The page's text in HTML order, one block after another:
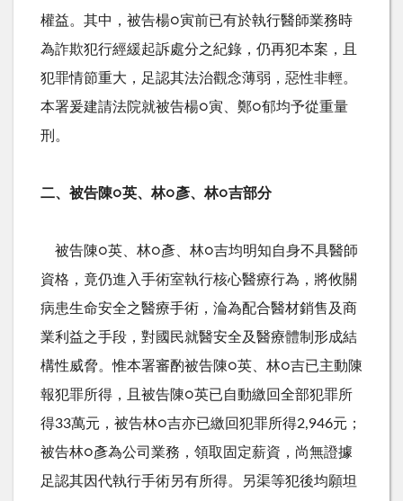
權益。其中，被告楊○寅前已有於執行醫師業務時
為詐欺犯行經緩起訴處分之紀錄，仍再犯本案，且
犯罪情節重大，足認其法治觀念薄弱，惡性非輕。
本署爰建請法院就被告楊○寅、鄭○郁均予從重量
刑。
二、被告陳○英、林○彥、林○吉部分
被告陳○英、林○彥、林○吉均明知自身不具醫師
資格，竟仍進入手術室執行核心醫療行為，將攸關
病患生命安全之醫療手術，淪為配合醫材銷售及商
業利益之手段，對國民就醫安全及醫療體制形成結
構性威脅。惟本署審酌被告陳○英、林○吉已主動陳
報犯罪所得，且被告陳○英已自動繳回全部犯罪所
得33萬元，被告林○吉亦已繳回犯罪所得2,946元；
被告林○彥為公司業務，領取固定薪資，尚無證據
足認其因代執行手術另有所得。另渠等犯後均願坦